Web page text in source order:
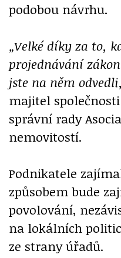
podobou návrhu.
„Velké díky za to,
projednávání
jste na něm
majitel
správní rady
nemovitostí.
Podnikatele
způsobem bude
povolování,
na lokálních
ze strany úřadů.